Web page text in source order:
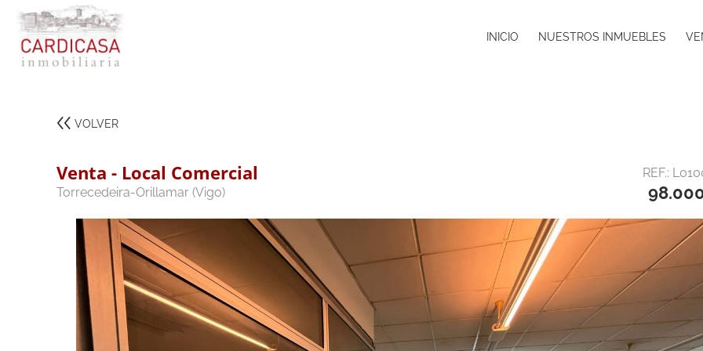
INICIO NUESTROS INMUEBLES
VOLVER
Venta - Local Comercial
Torrecedeira-Orillamar (Vigo)
REF.: